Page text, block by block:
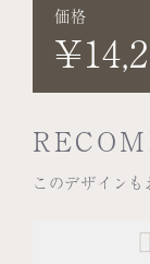
価格
このデザインも